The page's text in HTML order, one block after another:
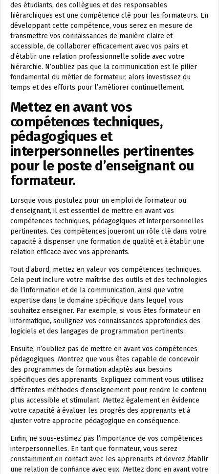
des étudiants, des collègues et des responsables
hiérarchiques est une compétence clé pour les formateurs. En
développant cette compétence, vous serez en mesure de
transmettre vos connaissances de manière claire et
accessible, de collaborer efficacement avec vos pairs et
d’établir une relation professionnelle solide avec votre
hiérarchie. N’oubliez pas que la communication est le pilier
fondamental du métier de formateur, alors investissez du
temps et des efforts pour l’améliorer continuellement.
Mettez en avant vos
compétences techniques,
pédagogiques et
interpersonnelles pertinentes
pour le poste d’enseignant ou
formateur.
Lorsque vous postulez pour un emploi de formateur ou
d’enseignant, il est essentiel de mettre en avant vos
compétences techniques, pédagogiques et interpersonnelles
pertinentes. Ces compétences joueront un rôle clé dans votre
capacité à dispenser une formation de qualité et à établir une
relation efficace avec vos apprenants.
Tout d’abord, mettez en valeur vos compétences techniques.
Cela peut inclure votre maîtrise des outils et des technologies
de l’information et de la communication, ainsi que votre
expertise dans le domaine spécifique dans lequel vous
souhaitez enseigner. Par exemple, si vous êtes formateur en
informatique, soulignez vos connaissances approfondies des
logiciels et des langages de programmation pertinents.
Ensuite, n’oubliez pas de mettre en avant vos compétences
pédagogiques. Montrez que vous êtes capable de concevoir
des programmes de formation adaptés aux besoins
spécifiques des apprenants. Expliquez comment vous utilisez
différentes méthodes d’enseignement pour rendre le contenu
plus accessible et stimulant. Mettez également en évidence
votre capacité à évaluer les progrès des apprenants et à
ajuster votre approche pédagogique en conséquence.
Enfin, ne sous-estimez pas l’importance de vos compétences
interpersonnelles. En tant que formateur, vous serez
constamment en contact avec les apprenants et devrez établir
une relation de confiance avec eux. Mettez donc en avant votre